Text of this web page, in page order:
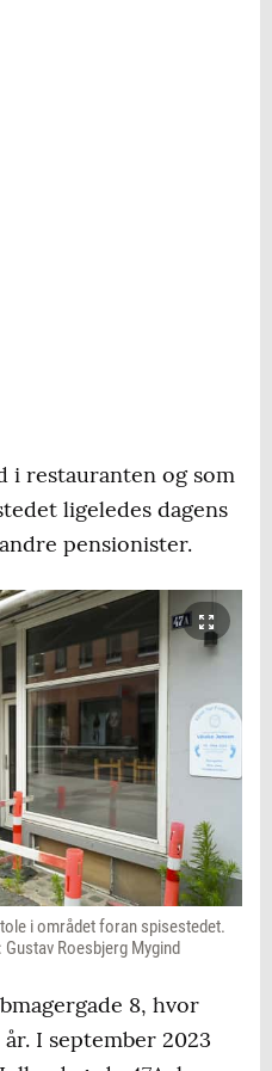
i restauranten og som
ligeledes dagens
pensionister.
i området foran spisestedet.
Roesbjerg Mygind
8, hvor
I september 2023